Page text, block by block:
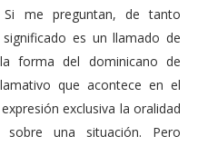
Si me preguntan, de tanto
es un llamado de
forma del dominicano de
que acontece en el
exclusiva la oralidad
una situación. Pero